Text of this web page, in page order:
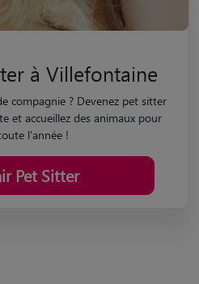
à Villefontaine
compagnie ? Devenez pet sitter
et accueillez des animaux pour
l'année !
Pet Sitter